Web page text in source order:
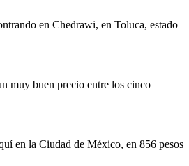
en Chedrawi, en Toluca, estado
muy buen precio entre los cinco
en la Ciudad de México, en 856 pesos